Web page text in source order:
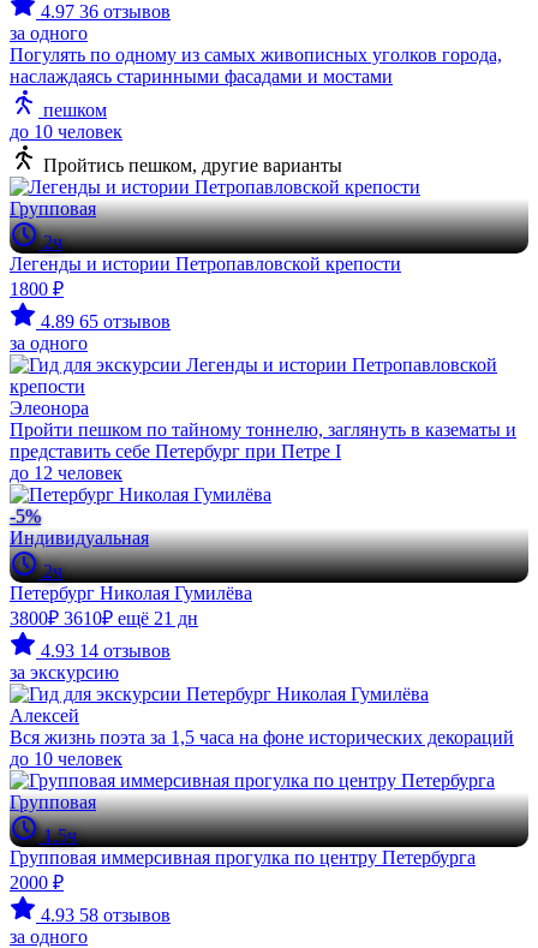
4.97 36 отзывов
за одного
Погулять по одному из самых живописных уголков города,
наслаждаясь старинными фасадами и мостами
пешком
до 10 человек
Пройтись пешком, другие варианты
Групповая
2ч
Легенды и истории Петропавловской крепости
1800 ₽
4.89 65 отзывов
за одного
Элеонора
Пройти пешком по тайному тоннелю, заглянуть в казематы и
представить себе Петербург при Петре I
до 12 человек
-5%
Индивидуальная
2ч
Петербург Николая Гумилёва
3800₽ 3610₽ ещё 21 дн
4.93 14 отзывов
за экскурсию
Алексей
Вся жизнь поэта за 1,5 часа на фоне исторических декораций
до 10 человек
Групповая
1.5ч
Групповая иммерсивная прогулка по центру Петербурга
2000 ₽
4.93 58 отзывов
за одного